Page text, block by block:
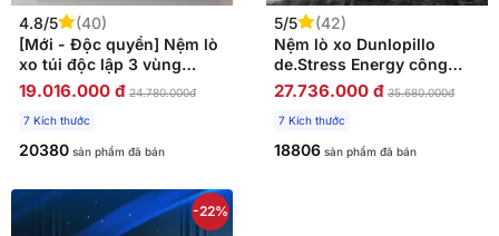
4.8/5
(40)
[Mới - Độc quyền] Nệm lò
xo túi độc lập 3 vùng
Dunlopillo de.Stress
Powerful
19.016.000 đ 24.780.000đ
7 Kích thước
20380 sản phẩm đã bán
5/5
(42)
Nệm lò xo Dunlopillo
de.Stress Energy công
nghệ cách ly chuyển động
27.736.000 đ 35.680.000đ
7 Kích thước
18806 sản phẩm đã bán
-22%